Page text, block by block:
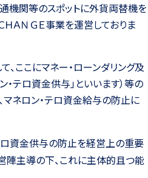
機関等のスポットに外貨両替機を
ＨＡＮＧＥ事業を運営しておりま
、ここにマネー・ローンダリング及
・テロ資金供与」といいます）等の
ネロン・テロ資金給与の防止に
ロ資金供与の防止を経営上の重要
陣主導の下、これに主体的且つ能